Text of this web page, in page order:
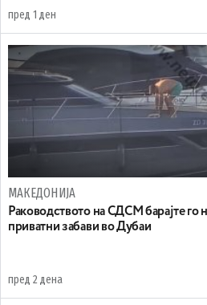
пред 1 ден
МАКЕДОНИЈА
Раководството на СДСМ барајте го
приватни забави во Дубаи
пред 2 дена